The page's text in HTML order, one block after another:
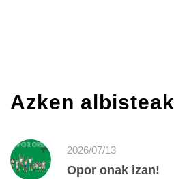
Azken albisteak
2026/07/13
Opor onak izan!